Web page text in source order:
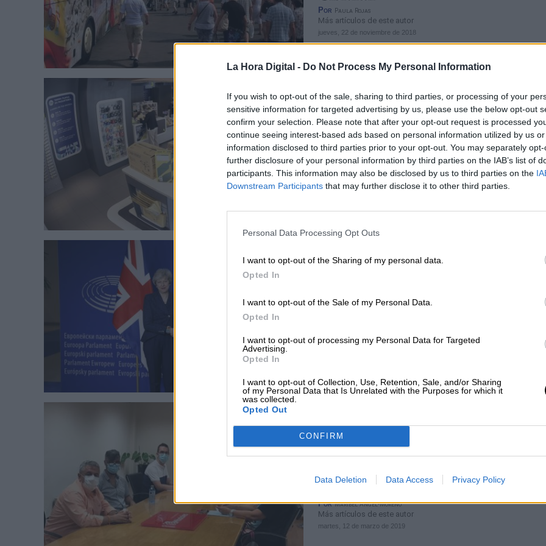
La Hora Digital - Do Not Process My Personal Information
If you wish to opt-out of the sale, sharing to third parties, or processing of your
sensitive information for targeted advertising by us, please use the below opt-out
confirm your selection. Please note that after your opt-out request is processed
continue seeing interest-based ads based on personal information utilized by us
information disclosed to third parties prior to your opt-out. You may separately
further disclosure of your personal information by third parties on the IAB’s list of
participants. This information may also be disclosed by us to third parties on the
Downstream Participants that may further disclose it to other third parties.
Personal Data Processing Opt Outs
I want to opt-out of the Sharing of my personal data.
Opted In
I want to opt-out of the Sale of my Personal Data.
Opted In
I want to opt-out of processing my Personal Data for Targeted
Advertising.
Opted In
I want to opt-out of Collection, Use, Retention, Sale, and/or Sharing
of my Personal Data that Is Unrelated with the Purposes for which it
was collected.
Opted Out
CONFIRM
Data Deletion Data Access Privacy Policy
Por Paula Rojas
Más artículos de este autor
jueves, 22 de noviembre de 2018
Correos hace un llamamiento a
empresas y administraciones para
ofrezcan productos y servicios en
oficinas
Por Adriana Rocha
Más artículos de este autor
May, obligada a frenar el Brexit
salir de la UE sin acuerdo
Más artículos de este autor
miércoles, 27 de febrero de 2019
Acción contra el Hambre pide a la
comunidad internacional poner más
PorMaribel Ángel-Moreno
Más artículos de este autor
martes, 12 de marzo de 2019